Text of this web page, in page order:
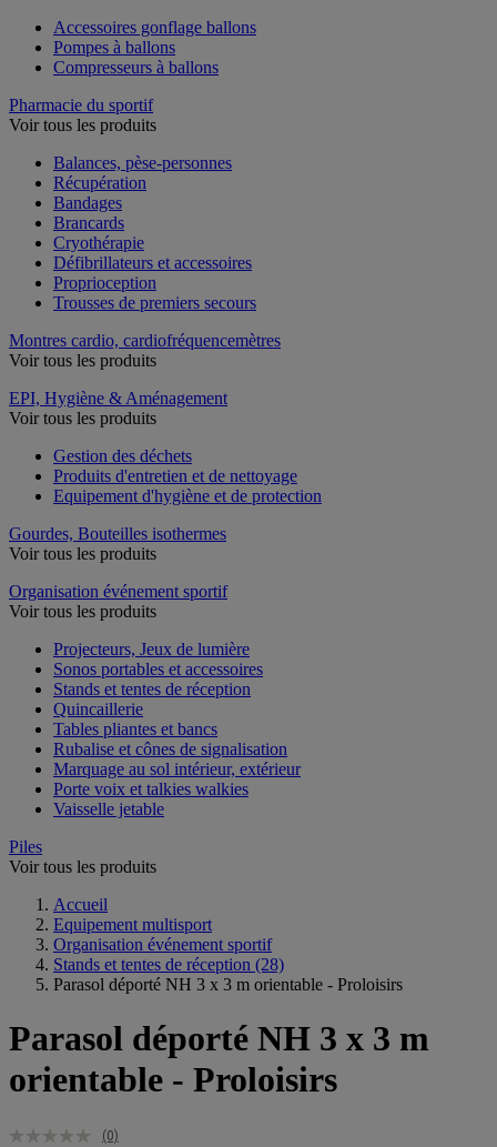
Accessoires gonflage ballons
Pompes à ballons
Compresseurs à ballons
Pharmacie du sportif
Voir tous les produits
Balances, pèse-personnes
Récupération
Bandages
Brancards
Cryothérapie
Défibrillateurs et accessoires
Proprioception
Trousses de premiers secours
Montres cardio, cardiofréquencemètres
Voir tous les produits
EPI, Hygiène & Aménagement
Voir tous les produits
Gestion des déchets
Produits d'entretien et de nettoyage
Equipement d'hygiène et de protection
Gourdes, Bouteilles isothermes
Voir tous les produits
Organisation événement sportif
Voir tous les produits
Projecteurs, Jeux de lumière
Sonos portables et accessoires
Stands et tentes de réception
Quincaillerie
Tables pliantes et bancs
Rubalise et cônes de signalisation
Marquage au sol intérieur, extérieur
Porte voix et talkies walkies
Vaisselle jetable
Piles
Voir tous les produits
Accueil
Equipement multisport
Organisation événement sportif
Stands et tentes de réception (28)
Parasol déporté NH 3 x 3 m orientable - Proloisirs
Parasol déporté NH 3 x 3 m
orientable - Proloisirs
(0)